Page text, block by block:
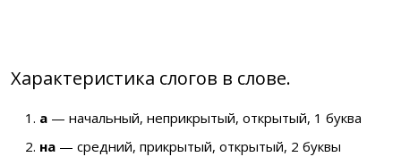
Характеристика слогов в слове.
а — начальный, неприкрытый, открытый, 1 буква
на — средний, прикрытый, открытый, 2 буквы